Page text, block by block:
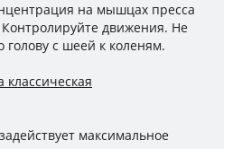
на мышцах пресса
Контролируйте движения. Не
голову с шеей к коленям.
классическая
максимальное